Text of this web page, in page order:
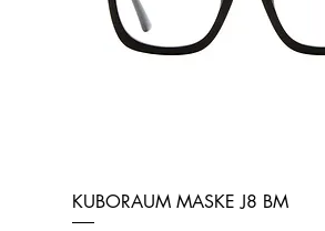
KUBORAUM MASKE J8 BM